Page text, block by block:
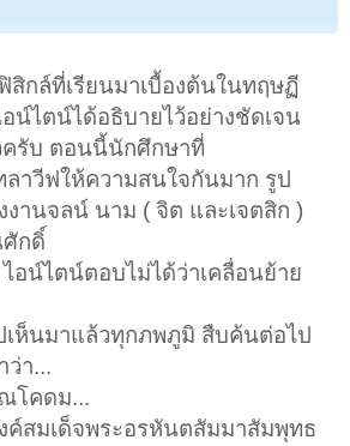
สิกล์ที่เรียนมาเบื้องต้นในทฤษฏี
น์ไตน์ได้อธิบายไว้อย่างชัดเจน
รับ ตอนนี้นักศึกษาที่
ลาวีฟให้ความสนใจกันมาก รูป
งานจลน์ นาม ( จิต และเจตสิก )
ศักดิ์
อน์ไตน์ตอบไม่ได้ว่าเคลื่อนย้าย
เห็นมาแล้วทุกภพภูมิ สืบค้นต่อไป
ว่า...
โคดม...
สมเด็จพระอรหันตสัมมาสัมพุทธ